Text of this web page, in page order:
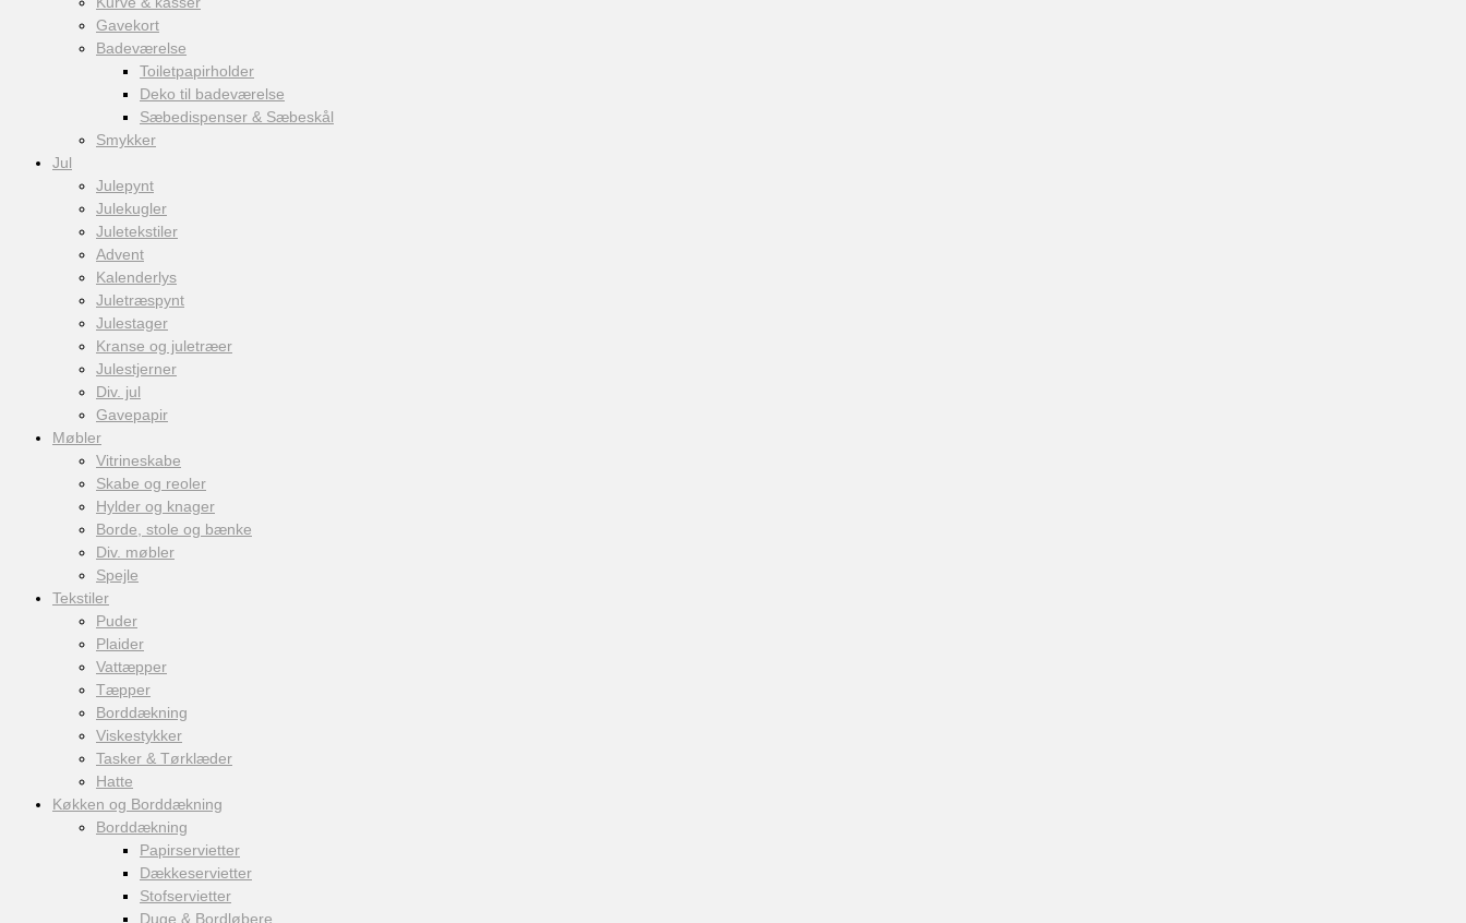
Gavekort
Badeværelse
Toiletpapirholder
Deko til badeværelse
Sæbedispenser & Sæbeskål
Smykker
Jul
Julepynt
Julekugler
Juletekstiler
Advent
Kalenderlys
Juletræspynt
Julestager
Kranse og juletræer
Julestjerner
Div. jul
Gavepapir
Møbler
Vitrineskabe
Skabe og reoler
Hylder og knager
Borde, stole og bænke
Div. møbler
Spejle
Tekstiler
Puder
Plaider
Vattæpper
Tæpper
Borddækning
Viskestykker
Tasker & Tørklæder
Hatte
Køkken og Borddækning
Borddækning
Papirservietter
Dækkeservietter
Stofservietter
Duge & Bordløbere